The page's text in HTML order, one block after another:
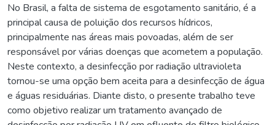
No Brasil, a falta de sistema de esgotamento sanitário, é a
principal causa de poluição dos recursos hídricos,
principalmente nas áreas mais povoadas, além de ser
responsável por várias doenças que acometem a população.
Neste contexto, a desinfecção por radiação ultravioleta
tornou-se uma opção bem aceita para a desinfecção de água
e águas residuárias. Diante disto, o presente trabalho teve
como objetivo realizar um tratamento avançado de